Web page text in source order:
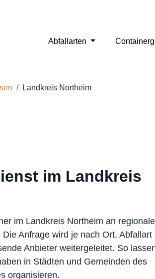
Abfallarten
Landkreis Northeim
im Landkreis
im Landkreis Northeim an regionale
Anfrage wird je nach Ort, Abfallart
Anbieter weitergeleitet. So
in Städten und Gemeinden des
organisieren.